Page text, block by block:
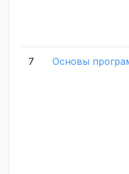
7 Основы